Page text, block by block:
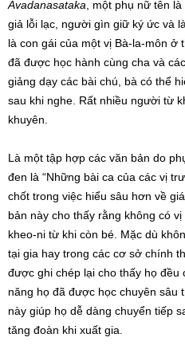
Avadanasataka, một phụ nữ tên
giả lỗi lạc, người gìn giữ ký ức và
là con gái của một vị Bà-la-môn ở
đã được học hành cùng cha và
giảng dạy các bài chú, bà có thể
sau khi nghe. Rất nhiều người từ
khuyên.
Là một tập hợp các văn bản do
đen là “Những bài ca của các vị
chốt trong việc hiểu sâu hơn về
bản này cho thấy rằng không có
kheo-ni từ khi còn bé. Mặc dù
tại gia hay trong các cơ sở chính
được ghi chép lại cho thấy họ đều
năng họ đã được học chuyên sâu
này giúp họ dễ dàng chuyển tiếp
tăng đoàn khi xuất gia.